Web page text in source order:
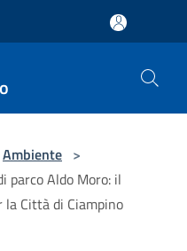
Ambiente >
parco Aldo Moro: il
la Città di Ciampino